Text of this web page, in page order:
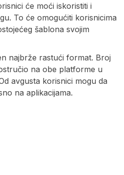
će moći iskoristiti i
To će omogućiti korisnicima
šablona svojim
najbrže rastući format. Broj
na obe platforme u
avgusta korisnici mogu da
na aplikacijama.